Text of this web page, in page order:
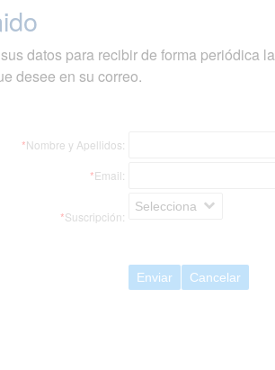
datos para recibir de forma periódica
desee en su correo.
*Nombre y Apellidos:
*Email:
*Suscripción:
Selecciona
Enviar Cancelar